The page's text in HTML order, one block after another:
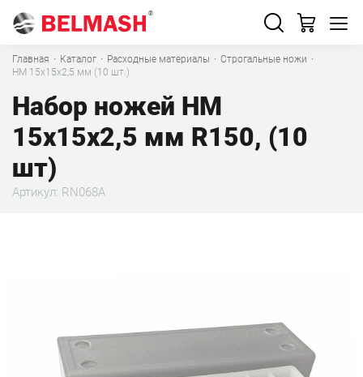
Главная · Каталог · Расходные материалы · Строгальные ножи ·
HM 15x15x2,5 мм (10 шт.)
Набор ножей HM
15x15x2,5 мм R150, (10
шт)
Артикул: RN068A